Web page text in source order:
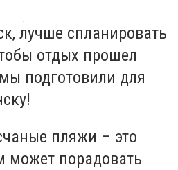
лучше спланировать
отдых прошел
подготовили для
пляжи – это
может порадовать